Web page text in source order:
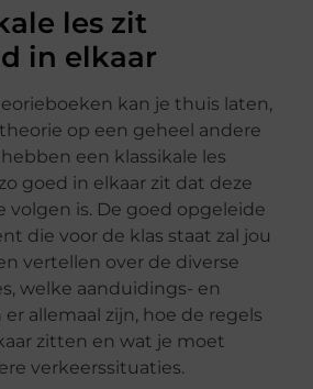
les zit
in elkaar
kan je thuis laten,
op een geheel andere
een klassikale les
goed in elkaar zit dat deze
volgen is. De goed opgeleide
die voor de klas staat zal jou
vertellen over de diverse
welke aanduidings- en
allemaal zijn, hoe de regels
zitten en wat je moet
verkeerssituaties.